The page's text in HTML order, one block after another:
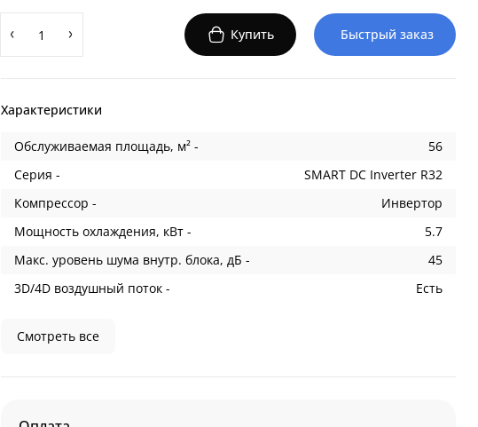
Купить Быстрый заказ
Характеристики
Обслуживаемая площадь, м² -
56
Серия -
SMART DC Inverter R32
Компрессор -
Инвертор
Мощность охлаждения, кВт -
5.7
Макс. уровень шума внутр. блока, дБ -
45
3D/4D воздушный поток -
Есть
Смотреть все